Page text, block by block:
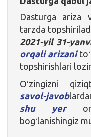
Dasturga ariza
tarzda
2021-yil 31-
orqali arizani
topshirishlari
Oʻzingizni
savol-javob
shu yer
bogʻlanishingiz